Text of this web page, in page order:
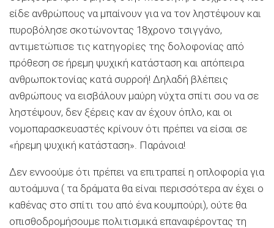
είδε ανθρώπους να μπαίνουν για να τον ληστέψουν και
πυροβόλησε σκοτώνοντας 18χρονο τσιγγάνο,
αντιμετώπισε τις κατηγορίες της δολοφονίας από
πρόθεση σε ήρεμη ψυχική κατάσταση και απόπειρα
ανθρωποκτονίας κατά συρροή! Δηλαδή βλέπεις
ανθρώπους να εισβάλουν μαύρη νύχτα σπίτι σου να σε
ληστέψουν, δεν ξέρεις καν αν έχουν όπλο, και οι
νομοπαρασκευαστές κρίνουν ότι πρέπει να είσαι σε
«ήρεμη ψυχική κατάσταση». Παράνοια!
Δεν εννοούμε ότι πρέπει να επιτραπεί η οπλοφορία για
αυτοάμυνα ( τα δράματα θα είναι περισσότερα αν έχει ο
καθένας στο σπίτι του από ένα κουμπούρι), ούτε θα
οπισθοδρομήσουμε πολιτισμικά επαναφέροντας τη